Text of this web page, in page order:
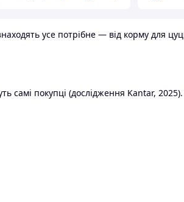
усе потрібне — від корму для
самі покупці (дослідження Kantar,